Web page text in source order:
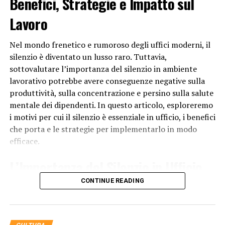
al rapporto tra donatore e destinatario. Alcune persone
potrebbero non vedere alcun problema nel regalare
scarpe, mentre altre potrebbero preferire evitare
questa pratica per rispettare le credenze o le
superstizioni culturali. In ogni caso, la scelta di un
regalo dovrebbe sempre tener conto del contesto
culturale e delle preferenze personali della persona a
cui è destinato.
RELATED TOPICS:
UP NEXT
Perché Santa Lucia porta i regali?
testamento?
Lavoro
Nel mondo frenetico e rumoroso degli uffici moderni, il
silenzio è diventato un lusso raro. Tuttavia,
sottovalutare l’importanza del silenzio in ambiente
lavorativo potrebbe avere conseguenze negative sulla
produttività, sulla concentrazione e persino sulla salute
mentale dei dipendenti. In questo articolo, esploreremo
i motivi per cui il silenzio è essenziale in ufficio, i benefici
che porta e le strategie per implementarlo in modo
efficace.
L’Importanza del Silenzio in Ufficio
Il silenzio inufficioè fondamentale per diversi motivi:
CONTINUE READING